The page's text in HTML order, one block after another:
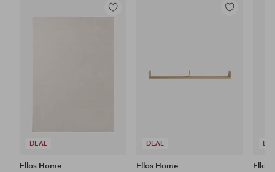
DEAL
Legg
Ellos Home
DEAL
Legg
Ellos Home
Ellos